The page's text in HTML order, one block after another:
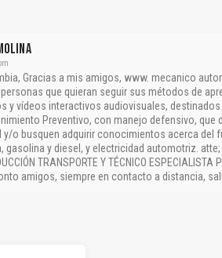
Gracias a mis amigos, www. mecanico
que quieran seguir sus métodos de
y vídeos interactivos audiovisuales,
Preventivo, con manejo defensivo, que
y/o busquen adquirir conocimientos acerca del
y diesel, y electricidad automotriz. atte;
TRANSPORTE Y TÉCNICO ESPECIALISTA
amigos, siempre en contacto a distancia,